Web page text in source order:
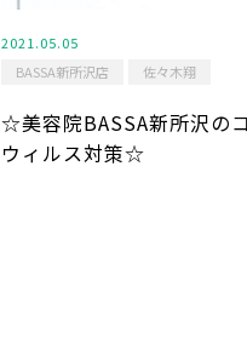
2021.05.05
BASSA新所沢店
佐々木翔
☆美容院BASSA新所沢の
ウィルス対策☆